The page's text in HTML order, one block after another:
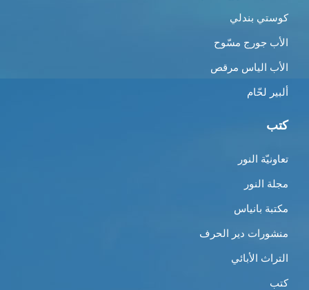
كوستي بندلي
الأب جورج مسّوح
الأب الياس مرقص
ألبير لحّام
كتب
تعاونيّة النور
مجلة النور
مكتبة بانياس
منشورات دير الحرف
التراث الأبائي
كتب